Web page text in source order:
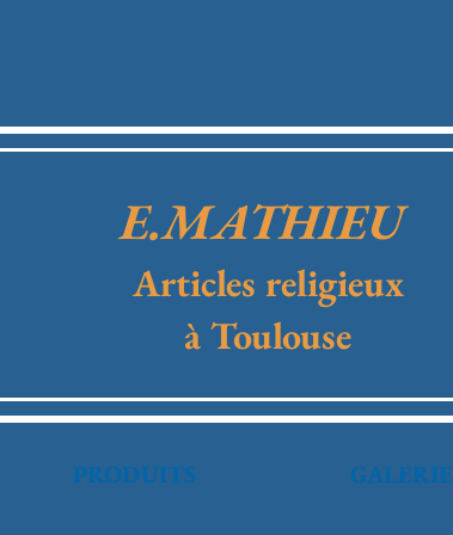
E.MATHIEU
Articles religieux
à Toulouse
PRODUITS GALERIE